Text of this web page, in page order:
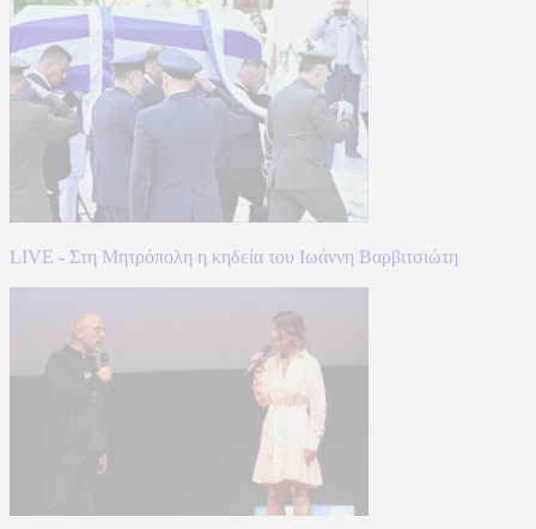
LIVE - Στη Μητρόπολη η κηδεία του Ιωάννη Βαρβιτσιώτη